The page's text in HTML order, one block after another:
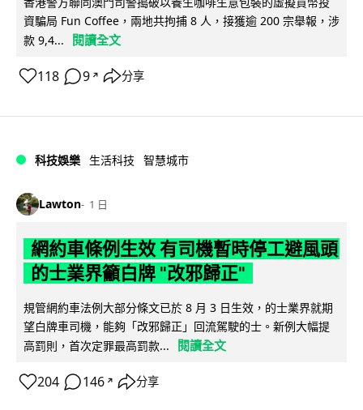
資騙局 Fun Coffee，兩地共拘捕 8 人，接獲逾 200 宗舉報，涉
款 9,4...
閱讀全文
118 9 ↗ 分享
科技娛樂 生活科技 智慧城市
Lawton 1 日
網約車條例生效 有司機暫時停工避風頭
的士業界籲白牌 "改邪歸正"
規管網約車法例大部分條文已於 8 月 3 日生效，的士業界就期
望白牌車司機，能夠「改邪歸正」回流駕駛的士。新例大幅提
高罰則，首次定罪最高罰款...
閱讀全文
204 146 ↗ 分享